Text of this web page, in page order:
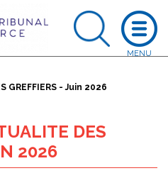
GREFFIERS - Juin 2026
DES
2026